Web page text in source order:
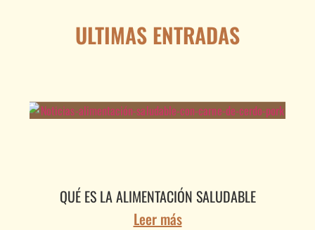
ULTIMAS ENTRADAS
QUÉ ES LA ALIMENTACIÓN SALUDABLE
Leer más